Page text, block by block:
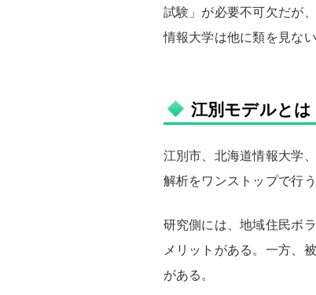
試験」が必要不可欠だが
情報大学は他に類を見な
江別モデルとは
江別市、北海道情報大学
解析をワンストップで行
研究側には、地域住民ボ
メリットがある。一方、
がある。